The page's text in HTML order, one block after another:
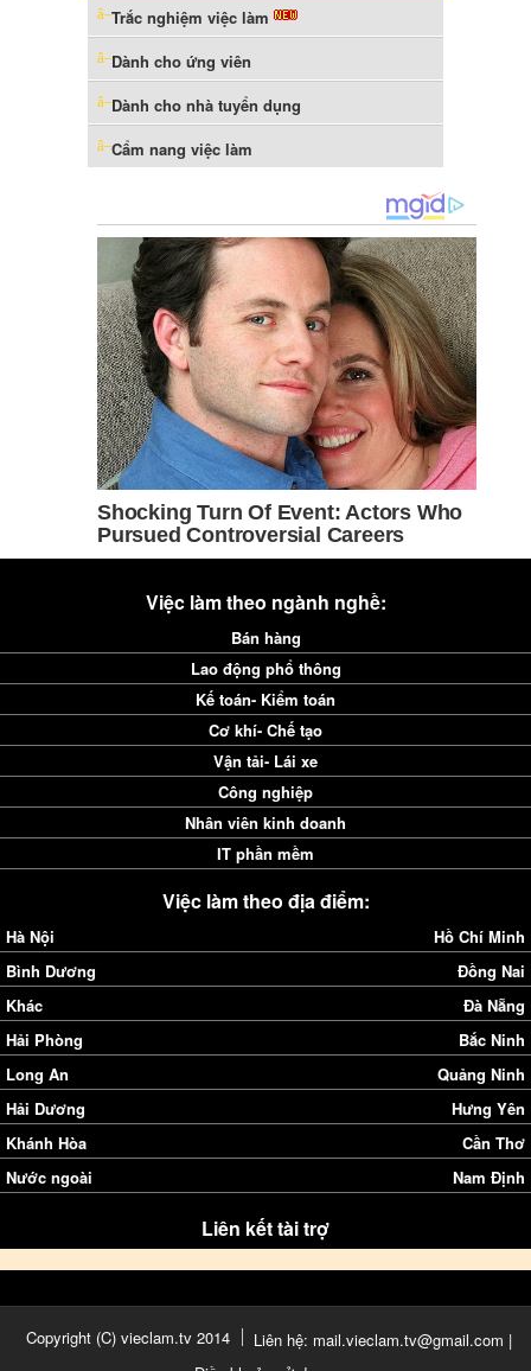
Trắc nghiệm việc làm
Dành cho ứng viên
Dành cho nhà tuyển dụng
Cẩm nang việc làm
Việc làm theo ngành nghề:
Bán hàng
Lao động phổ thông
Kế toán- Kiểm toán
Cơ khí- Chế tạo
Vận tải- Lái xe
Công nghiệp
Nhân viên kinh doanh
IT phần mềm
Việc làm theo địa điểm:
Hà Nội
Hồ Chí Minh
Bình Dương
Đồng Nai
Khác
Đà Nẵng
Hải Phòng
Bắc Ninh
Long An
Quảng Ninh
Hải Dương
Hưng Yên
Khánh Hòa
Cần Thơ
Nước ngoài
Nam Định
Liên kết tài trợ
Copyright (C) vieclam.tv 2014
Liên hệ: mail.vieclam.tv@gmail.com |